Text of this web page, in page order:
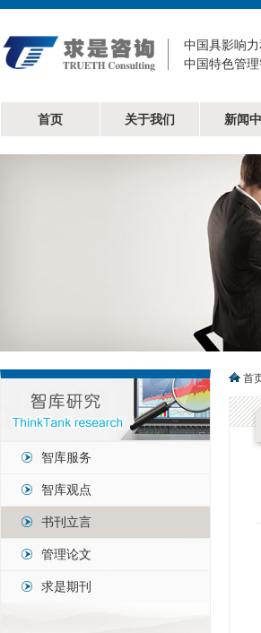
中国具影响
中国特色管
首页 关于我们 新闻
智库服务
智库观点
书刊立言
管理论文
求是期刊
首